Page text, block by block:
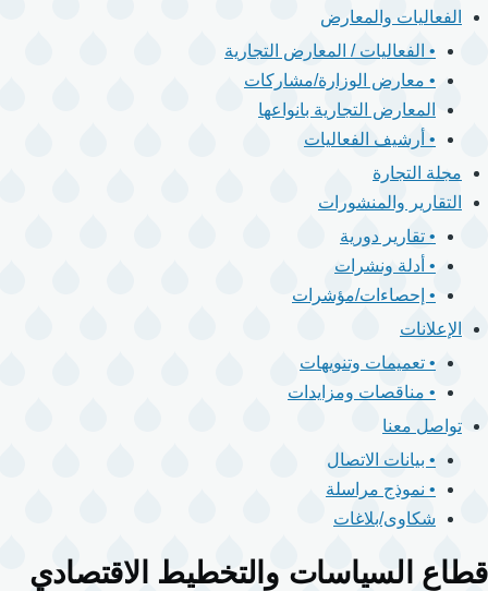
الفعاليات والمعارض
• الفعاليات / المعارض التجارية
• معارض الوزارة/مشاركات
المعارض التجارية بانواعها
• أرشيف الفعاليات
مجلة التجارة
التقارير والمنشورات
• تقارير دورية
• أدلة ونشرات
• إحصاءات/مؤشرات
الإعلانات
• تعميمات وتنويهات
• مناقصات ومزايدات
تواصل معنا
• بيانات الاتصال
• نموذج مراسلة
شكاوى/بلاغات
قطاع السياسات والتخطيط الاقتصادي